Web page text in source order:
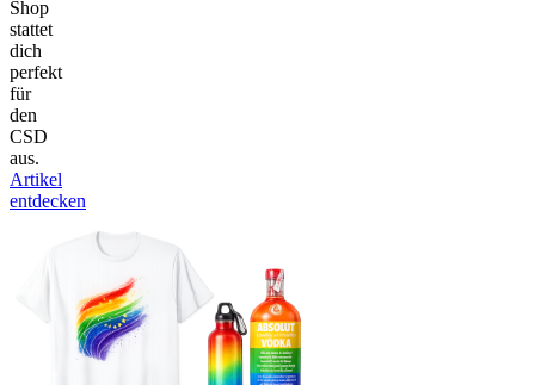
Shop
stattet
dich
perfekt
für
den
CSD
aus.
Artikel
entdecken